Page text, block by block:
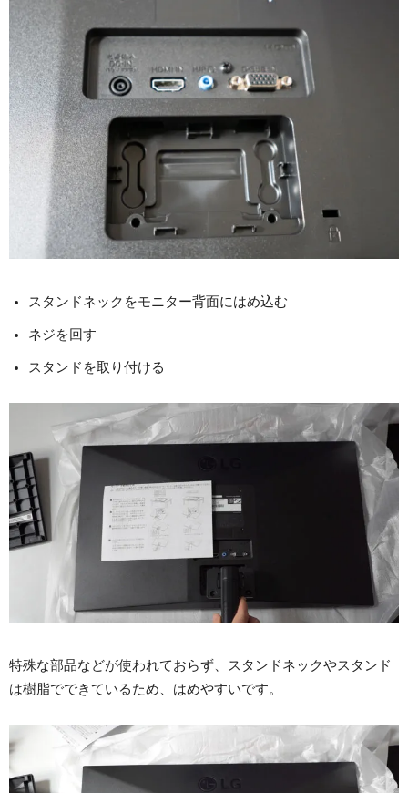
スタンドネックをモニター背面にはめ込む
ネジを回す
スタンドを取り付ける
特殊な部品などが使われておらず、スタンドネックやスタンド
は樹脂でできているため、はめやすいです。